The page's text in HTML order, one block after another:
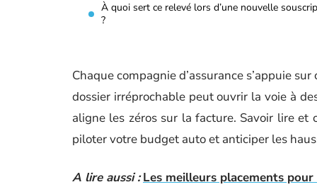
À quoi sert ce relevé lors d’une nouvelle
?
Chaque compagnie d’assurance s’appuie
dossier irréprochable peut ouvrir la voie à
aligne les zéros sur la facture. Savoir lire et
piloter votre budget auto et anticiper les
A lire aussi : Les meilleurs placements